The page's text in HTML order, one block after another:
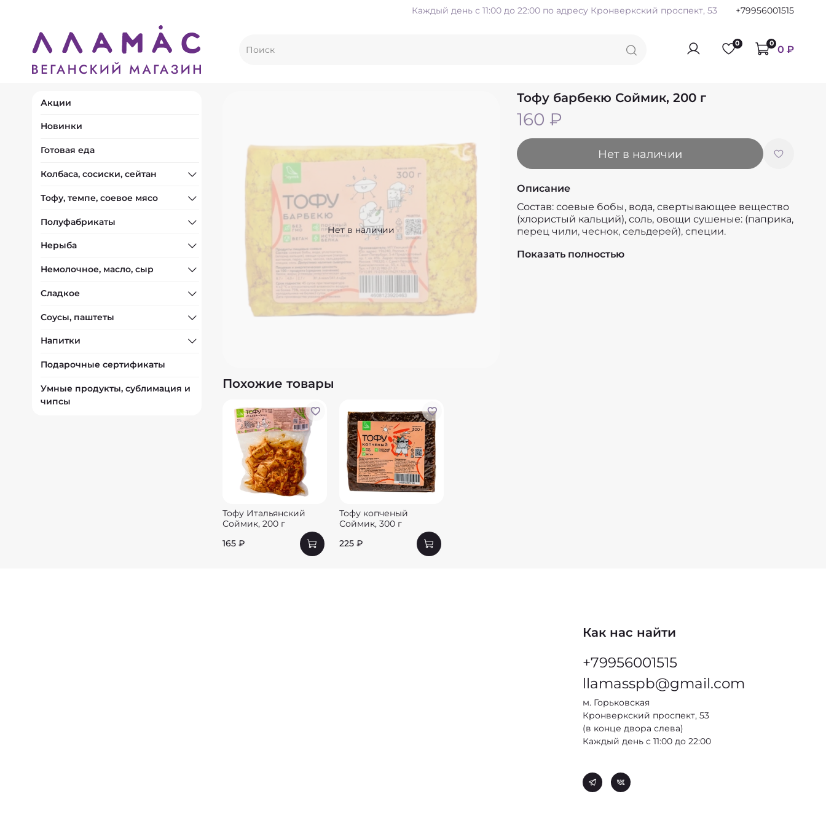
Каждый день с 11:00 до 22:00 по адресу Кронверкский проспект, 53 +79956001515
0 0 0 ₽
Нет в наличии
Тофу барбекю Соймик, 200 г
160 ₽
Нет в наличии
Описание
Состав: соевые бобы, вода, свертывающее вещество
(хлористый кальций), соль, овощи сушеные: (паприка,
перец чили, чеснок, сельдерей), специи.
Белки, г 9
Показать полностью
Похожие товары
Тофу Итальянский
Соймик, 200 г
165 ₽
Тофу копченый
Соймик, 300 г
225 ₽
Акции
Новинки
Готовая еда
Колбаса, сосиски, сейтан
Тофу, темпе, соевое мясо
Полуфабрикаты
Нерыба
Немолочное, масло, сыр
Сладкое
Соусы, паштеты
Напитки
Подарочные сертификаты
Умные продукты, сублимация и
чипсы
Как нас найти
+79956001515
llamasspb@gmail.com
м. Горьковская
Кронверкский проспект, 53
(в конце двора слева)
Каждый день с 11:00 до 22:00